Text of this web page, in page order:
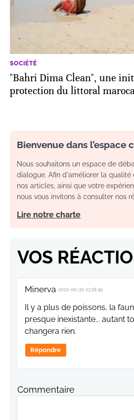
SOCIÉTÉ
"Bahri Dima Clean", une
protection du littoral
Bienvenue dans l’espace
Nous souhaitons un espace de
dialogue. Afin d'améliorer la qualité
nos articles, ainsi que votre
nous vous invitons à consulter nos
Lire notre charte
VOS
Minerva 2022-06-30 23:18:49
Il y a plus de poissons, la
presque inexistante... autant
changera rien.
Répondre
Commentaire